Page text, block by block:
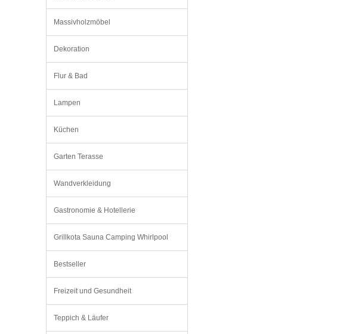
Massivholzmöbel
Dekoration
Flur & Bad
Lampen
Küchen
Garten Terasse
Wandverkleidung
Gastronomie & Hotellerie
Grillkota Sauna Camping Whirlpool
Bestseller
Freizeit und Gesundheit
Teppich & Läufer